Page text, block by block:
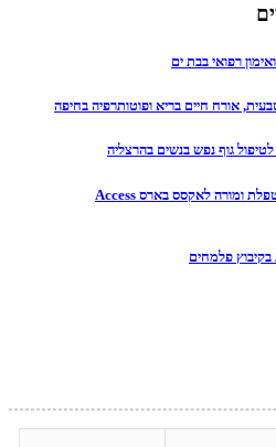
רפואי בבת ים
טבעית, אורח חיים בריא ופוטותרפיה בחיפה
גוף נפש בנשים בהרצליה
שרונה סופר -מאמנת רוחנית, מטפלת ומורה לאקסס בארס Access
בקיבוץ פלמחים